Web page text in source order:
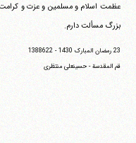
عظمت اسلام و مسلمین و عزت و کرامت
بزرگ مسألت دارم.
23 رمضان المبارک 1430 - 1388622
قم المقدسة - حسینعلی منتظری